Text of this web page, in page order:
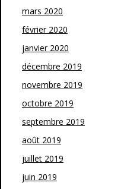
mars 2020
février 2020
janvier 2020
décembre 2019
novembre 2019
octobre 2019
septembre 2019
août 2019
juillet 2019
juin 2019